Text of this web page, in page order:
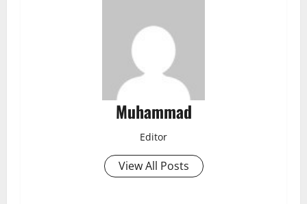
Muhammad
Editor
View All Posts